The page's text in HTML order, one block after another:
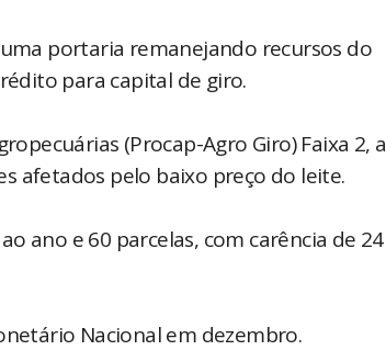
portaria remanejando recursos do
para capital de giro.
(Procap-Agro Giro) Faixa 2, a
afetados pelo baixo preço do leite.
ano e 60 parcelas, com carência de 24
Nacional em dezembro.